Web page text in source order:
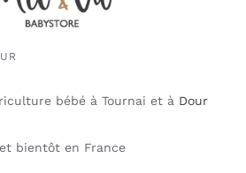
bébé à Tournai et à Dour
bientôt en France